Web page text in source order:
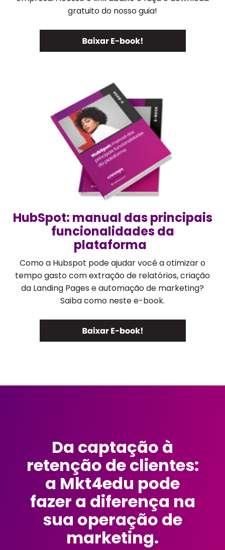
gratuito do nosso guia!
HubSpot: manual das principais
funcionalidades da
plataforma
Como a Hubspot pode ajudar você a otimizar o
tempo gasto com extração de relatórios, criação
da Landing Pages e automação de marketing?
Saiba como neste e-book.
Da captação à
retenção de clientes:
a Mkt4edu pode
fazer a diferença na
sua operação de
marketing.